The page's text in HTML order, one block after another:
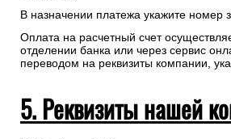
В назначении платежа укажите номер
Оплата на расчетный счет
отделении банка или через сервис
переводом на реквизиты компании,
5. Реквизиты нашей